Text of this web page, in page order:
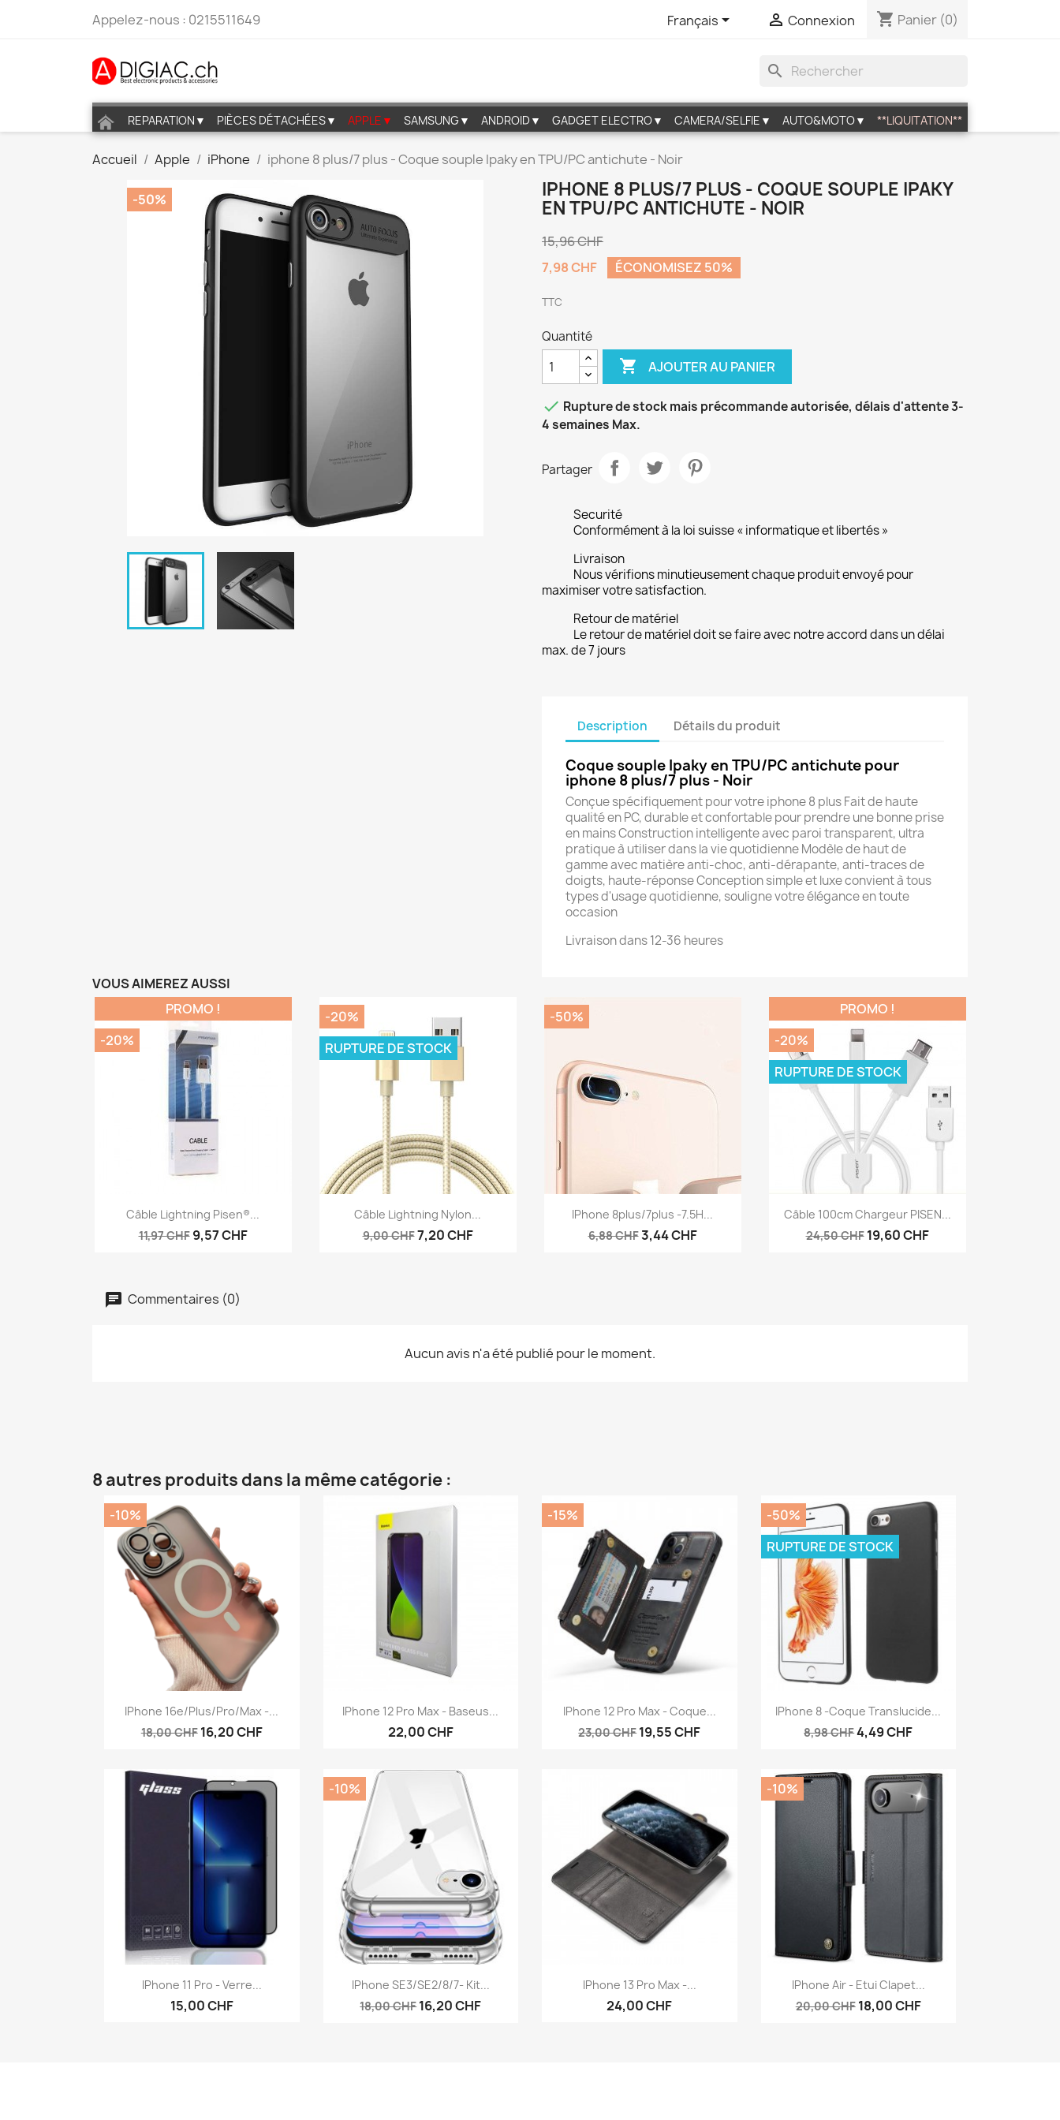
Appelez-nous : 0215511649 Français  Connexion shopping_cart Panier (0)
search
REPARATION▼ PIÈCES DÉTACHÉES▼ APPLE▼ SAMSUNG▼ ANDROID▼ GADGET ELECTRO▼ CAMERA/SELFIE▼ AUTO&MOTO▼ **LIQUITATION**
Accueil Apple iPhone iphone 8 plus/7 plus - Coque souple Ipaky en TPU/PC antichute - Noir
-50%
IPHONE 8 PLUS/7 PLUS - COQUE SOUPLE IPAKY
EN TPU/PC ANTICHUTE - NOIR
15,96 CHF
7,98 CHF
ÉCONOMISEZ 50%
TTC
Quantité
 AJOUTER AU PANIER
 Rupture de stock mais précommande autorisée, délais d'attente 3-
4 semaines Max.
Partager
Securité
Conformément à la loi suisse « informatique et libertés »
Livraison
Nous vérifions minutieusement chaque produit envoyé pour
maximiser votre satisfaction.
Retour de matériel
Le retour de matériel doit se faire avec notre accord dans un délai
max. de 7 jours
Description Détails du produit
Coque souple Ipaky en TPU/PC antichute pour
iphone 8 plus/7 plus - Noir
Conçue spécifiquement pour votre iphone 8 plus Fait de haute
qualité en PC, durable et confortable pour prendre une bonne prise
en mains Construction intelligente avec paroi transparent, ultra
pratique à utiliser dans la vie quotidienne Modèle de haut de
gamme avec matière anti-choc, anti-dérapante, anti-traces de
doigts, haute-réponse Conception simple et luxe convient à tous
types d'usage quotidienne, souligne votre élégance en toute
occasion
Livraison dans 12-36 heures
VOUS AIMEREZ AUSSI
 Aperçu rapide
Câble Lightning Pisen®...
11,97 CHF 9,57 CHF
PROMO !
-20%
Aperçu rapide
Câble Lightning Nylon...
9,00 CHF7,20 CHF
-20%
RUPTURE DE STOCK
Aperçu rapide
IPhone 8plus/7plus -7.5H...
6,88 CHF3,44 CHF
-50%
Aperçu rapide
Câble 100cm Chargeur PISEN...
24,50 CHF 19,60 CHF
PROMO !
-20%
RUPTURE DE STOCK
Commentaires (0)
Aucun avis n'a été publié pour le moment.
8 autres produits dans la même catégorie :
Aperçu rapide
IPhone 16e/Plus/Pro/Max -...
18,00 CHF 16,20 CHF
-10%
Aperçu rapide
IPhone 12 Pro Max - Baseus...
22,00 CHF
Aperçu rapide
IPhone 12 Pro Max - Coque...
23,00 CHF19,55 CHF
-15%
 Aperçu rapide
IPhone 8 -Coque Translucide...
8,98 CHF4,49 CHF
-50%
RUPTURE DE STOCK
Aperçu rapide
IPhone 11 Pro - Verre...
15,00 CHF
Aperçu rapide
IPhone SE3/SE2/8/7- Kit...
18,00 CHF16,20 CHF
-10%
Aperçu rapide
IPhone 13 Pro Max -...
24,00 CHF
Aperçu rapide
IPhone Air - Etui Clapet...
20,00 CHF 18,00 CHF
-10%